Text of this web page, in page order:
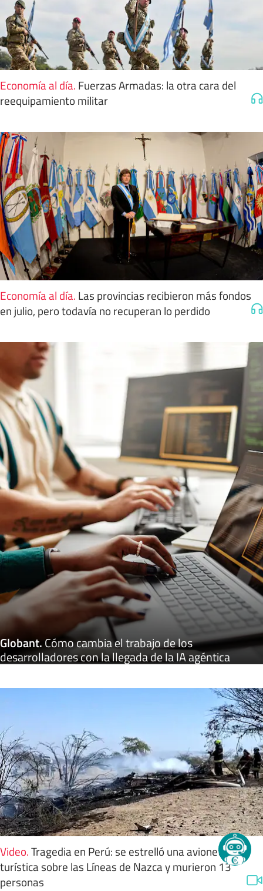
Economía al día. Fuerzas Armadas: la otra cara del
reequipamiento militar
Economía al día. Las provincias recibieron más fondos
en julio, pero todavía no recuperan lo perdido
Globant.Cómo cambia el trabajo de los
desarrolladores con la llegada de la IA agéntica
Video.Tragedia en Perú: se estrelló una avioneta
turística sobre las Líneas de Nazca y murieron 13
personas